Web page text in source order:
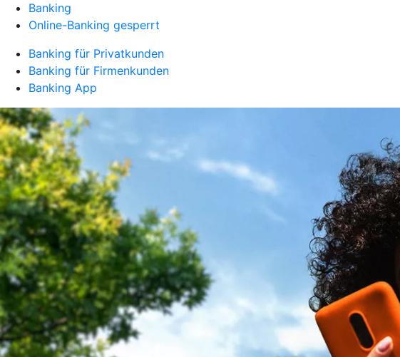
Banking
Online-Banking gesperrt
Banking für Privatkunden
Banking für Firmenkunden
Banking App